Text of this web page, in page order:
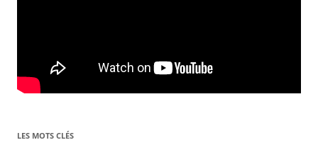
LES MOTS CLÉS